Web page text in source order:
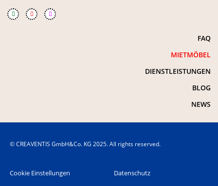
FAQ
MIETMÖBEL
DIENSTLEISTUNGEN
BLOG
NEWS
© CREAVENTIS GmbH&Co. KG 2025. All rights reserved.
Cookie Einstellungen Datenschutz